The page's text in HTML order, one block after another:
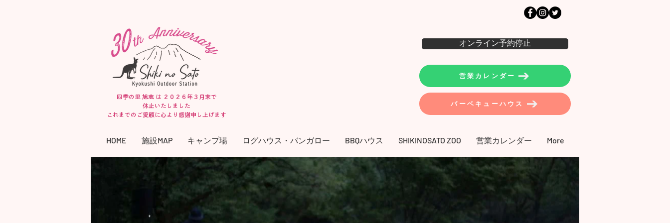
四季の里 旭志 は ２０２６年３月末で
休止いたしました
​これまでのご愛顧に心より感謝申し上げます
オンライン予約停止
営業カレンダー
バーベキューハウス
HOME 施設MAP キャンプ場 ログハウス・バンガロー BBQハウス SHIKINOSATO ZOO 営業カレンダー More